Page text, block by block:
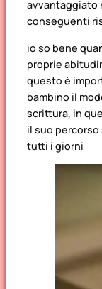
avvantaggiato
conseguenti
io so bene
proprie
questo è
bambino il
scrittura, in
il suo
tutti i giorni